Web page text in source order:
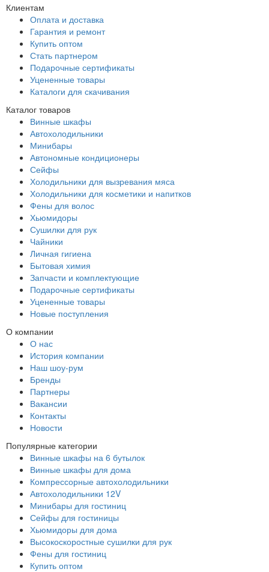
Клиентам
Оплата и доставка
Гарантия и ремонт
Купить оптом
Стать партнером
Подарочные сертификаты
Уцененные товары
Каталоги для скачивания
Каталог товаров
Винные шкафы
Автохолодильники
Минибары
Автономные кондиционеры
Сейфы
Холодильники для вызревания мяса
Холодильники для косметики и напитков
Фены для волос
Хьюмидоры
Сушилки для рук
Чайники
Личная гигиена
Бытовая химия
Запчасти и комплектующие
Подарочные сертификаты
Уцененные товары
Новые поступления
О компании
О нас
История компании
Наш шоу-рум
Бренды
Партнеры
Вакансии
Контакты
Новости
Популярные категории
Винные шкафы на 6 бутылок
Винные шкафы для дома
Компрессорные автохолодильники
Автохолодильники 12V
Минибары для гостиниц
Сейфы для гостиницы
Хьюмидоры для дома
Высокоскоростные сушилки для рук
Фены для гостиниц
Купить оптом